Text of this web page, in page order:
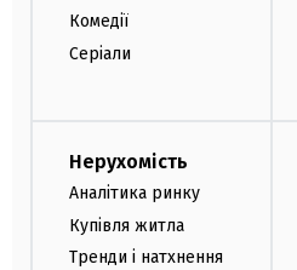
Комедії
Серіали
Нерухомість
Аналітика ринку
Купівля житла
Тренди і натхнення